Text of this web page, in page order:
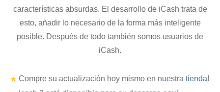
características absurdas. El desarrollo de iCash trata de
esto, añadir lo necesario de la forma más inteligente
posible. Después de todo también somos usuarios de
iCash.
Compre su actualización hoy mismo en nuestra tienda!